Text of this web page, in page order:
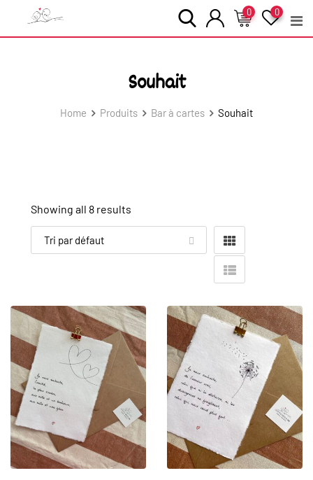
0
0
Souhait
Home Produits Bar à cartes Souhait
Showing all 8 results